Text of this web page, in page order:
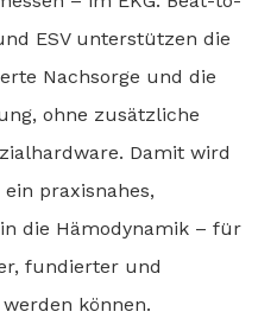
ESV unterstützen die
Nachsorge und die
ohne zusätzliche
Damit wird
praxisnahes,
die Hämodynamik – für
fundierter und
können.